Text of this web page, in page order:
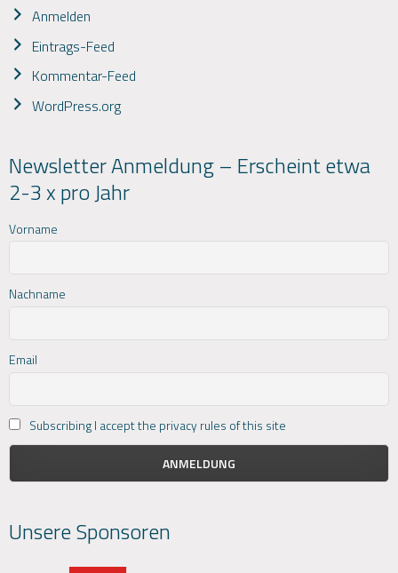
Anmelden
Eintrags-Feed
Kommentar-Feed
WordPress.org
Newsletter Anmeldung – Erscheint etwa
2-3 x pro Jahr
Vorname
Nachname
Email
Subscribing I accept the privacy rules of this site
Unsere Sponsoren